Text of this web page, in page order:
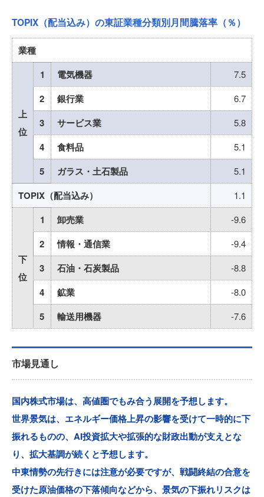
TOPIX（配当込み）の東証業種分類別月間騰落率（％）
業種
上
位
1 電気機器 7.5
2 銀行業 6.7
3 サービス業 5.8
4 食料品 5.1
5 ガラス・土石製品 5.1
TOPIX（配当込み） 1.1
下
位
1 卸売業 -9.6
2 情報・通信業 -9.4
3 石油・石炭製品 -8.8
4 鉱業 -8.0
5 輸送用機器 -7.6
市場見通し
国内株式市場は、高値圏でもみ合う展開を予想します。
世界景気は、エネルギー価格上昇の影響を受けて一時的に下
振れるものの、AI投資拡大や拡張的な財政出動が支えとな
り、拡大基調が続くと予想します。
中東情勢の先行きには注意が必要ですが、戦闘終結の合意を
受けた原油価格の下落傾向などから、景気の下振れリスクは